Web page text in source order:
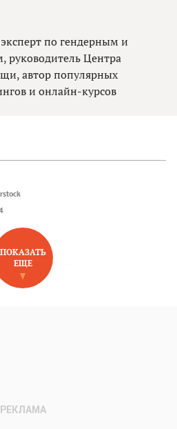
по гендерным и
Центра
автор популярных
и онлайн-курсов
НА САЙТЕ
ПОКАЗАТЬ
ЕЩЕ